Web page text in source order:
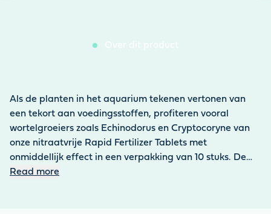
Over dit product
Als de planten in het aquarium tekenen vertonen van
een tekort aan voedingsstoffen, profiteren vooral
wortelgroeiers zoals Echinodorus en Cryptocoryne van
onze nitraatvrije Rapid Fertilizer Tablets met
onmiddellijk effect in een verpakking van 10 stuks. De
bemestingstabletten worden dicht bij het wortelsysteem
Read more